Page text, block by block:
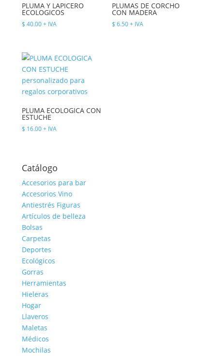
PLUMA Y LAPICERO
ECOLOGICOS
$ 40.00+ IVA
PLUMAS DE CORCHO
CON MADERA
$ 6.50+ IVA
PLUMA ECOLOGICA CON
ESTUCHE
$ 16.00+ IVA
Catálogo
Accesorios para bar
Accesorios Vino
Antiestrés Figuras
Artículos de belleza
Bolsas
Carpetas
Deportes
Ecológicos
Gorras
Herramientas
Hieleras
Hogar
Llaveros
Maletas
Médicos
Mochilas